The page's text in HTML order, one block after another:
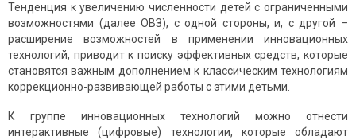
Тенденция к увеличению численности детей с ограниченными
возможностями (далее ОВЗ), с одной стороны, и, с другой –
расширение возможностей в применении инновационных
технологий, приводит к поиску эффективных средств, которые
становятся важным дополнением к классическим технологиям
коррекционно-развивающей работы с этими детьми.
К группе инновационных технологий можно отнести
интерактивные (цифровые) технологии, которые обладают